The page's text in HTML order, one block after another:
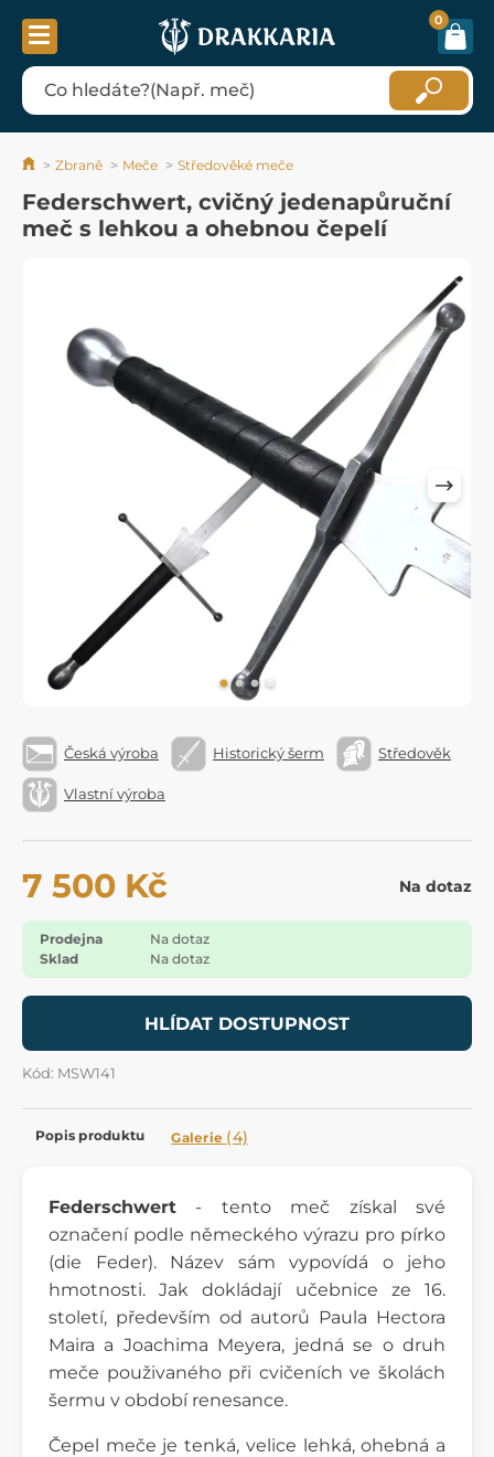
0
Zbraně Meče Středověké meče
Federschwert, cvičný jedenapůruční
meč s lehkou a ohebnou čepelí
Česká výroba Historický šerm Středověk
Vlastní výroba
7 500 Kč Na dotaz
Prodejna
Na dotaz
Sklad
Na dotaz
HLÍDAT DOSTUPNOST
Kód: MSW141
Popis produktu Galerie (4)
Federschwert - tento meč získal své
označení podle německého výrazu pro pírko
(die Feder). Název sám vypovídá o jeho
hmotnosti. Jak dokládají učebnice ze 16.
století, především od autorů Paula Hectora
Maira a Joachima Meyera, jedná se o druh
meče použivaného při cvičeních ve školách
šermu v období renesance.
Čepel meče je tenká, velice lehká, ohebná a